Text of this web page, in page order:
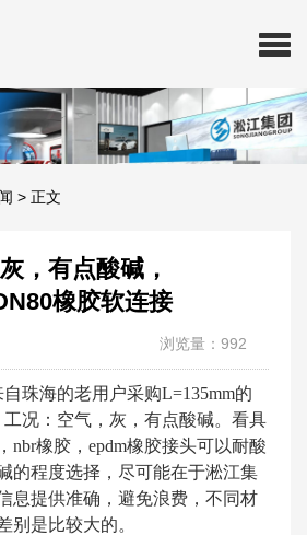
> 正文
，有点酸碱，
橡胶软连接
浏览量：992
自珠海的老用户采购L=135mm的
况：空气，灰，有点酸碱。看具
nbr橡胶，epdm橡胶接头可以耐酸
的程度选择，尽可能在于淞江集
息提供准确，避免浪费，不同材
别是比较大的。